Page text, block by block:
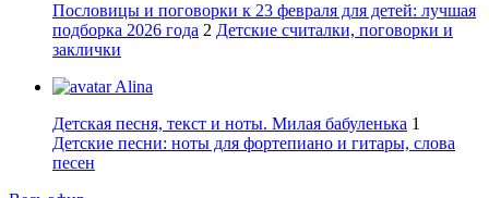
Пословицы и поговорки к 23 февраля для детей: лучшая
подборка 2026 года 2 Детские считалки, поговорки и
заклички
Alina
Детская песня, текст и ноты. Милая бабуленька 1
Детские песни: ноты для фортепиано и гитары, слова
песен